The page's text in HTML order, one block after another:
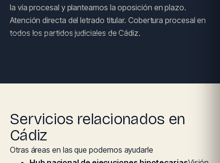
la vía procesal y planteamos la oposición en plazo.
Atención directa del letrado titular. Cobertura procesal en
todos los partidos judiciales de Cádiz.
Servicios relacionados en
Cádiz
Otras áreas en las que podemos ayudarle